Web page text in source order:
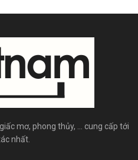
mơ, phong thủy, ... cung cấp tới
nhất.